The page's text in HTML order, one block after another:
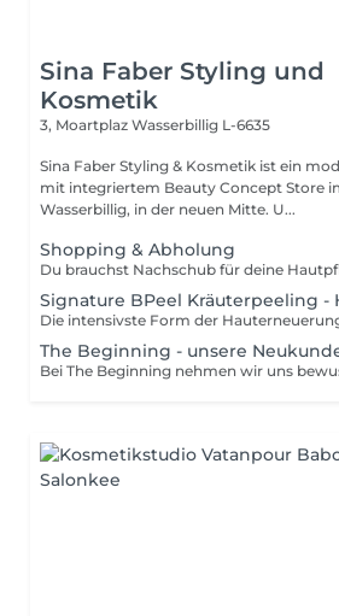
Sina Faber Styling und
Kosmetik
3, Moartplaz Wasserbillig L-6635
Sina Faber Styling & Kosmetik ist ein
mit integriertem Beauty Concept Store
Wasserbillig, in der neuen Mitte. U...
Shopping & Abholung
Signature BPeel Kräuterpeeling -
The Beginning - unsere